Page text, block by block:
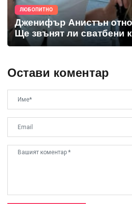
ЛЮБОПИТНО
Дженифър Анистън
Ще звънят ли сватбени
Остави коментар